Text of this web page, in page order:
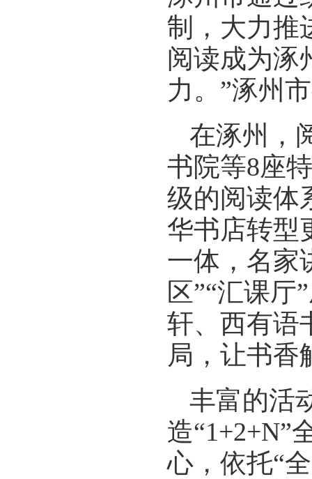
制，大力推
阅读成为涿
力。”涿州
在涿州，
书院等8座
级的阅读体
华书店转型
一体，名家
区”“汇课厅
轩、西有语
局，让书香
丰富的活
造“1+2+N”
心，依托“